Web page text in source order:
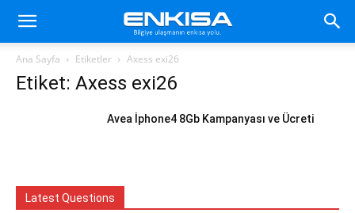
Ana Sayfa Etiketler Axess exi26
Etiket: Axess exi26
Avea İphone4 8Gb Kampanyası ve Ücreti
Latest Questions